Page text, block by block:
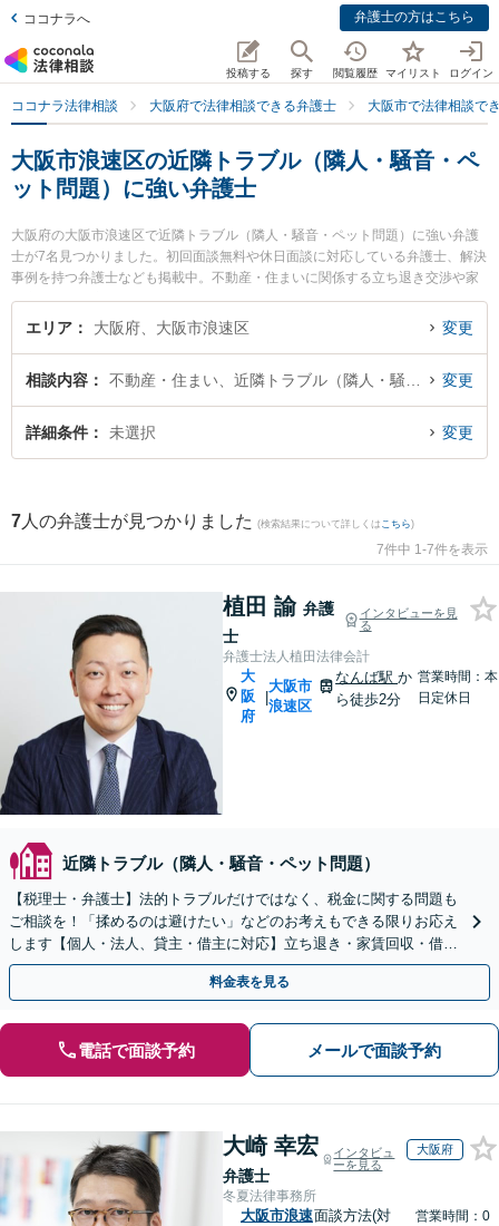
ココナラへ 弁護士の方はこちら
投稿する 探す 閲覧履歴 マイリスト ログイン
ココナラ法律相談 大阪府で法律相談できる弁護士 大阪市で法律相談で
大阪市浪速区の近隣トラブル（隣人・騒音・ペ
ット問題）に強い弁護士
大阪府の大阪市浪速区で近隣トラブル（隣人・騒音・ペット問題）に強い弁護
士が7名見つかりました。初回面談無料や休日面談に対応している弁護士、解決
事例を持つ弁護士なども掲載中。不動産・住まいに関係する立ち退き交渉や家
賃交渉、不動産契約解除等の細かな分野での絞り込み検索もでき便利です。特
に弁護士法人植田法律会計の植田 諭弁護士や家藤法律事務所の家藤 卓也弁護
間に発生した近隣トラブル（隣人・騒音・ペット問題）のトラブルを今すぐに
弁護士に相談したい』『近隣トラブル（隣人・騒音・ペット問題）のトラブル
解決の実績豊富な近くの弁護士を検索したい』『初回相談無料で近隣トラブル
エリア 大阪府、大阪市浪速区 変更
相談内容 変更
詳細条件 未選択 変更
7 人の弁護士が見つかりました (検索結果について詳しくは こちら)
7件中 1-7件を表示
植田 諭 弁護
士
インタビューを見
る
弁護士法人植田法律会計
大
阪
府
|
大阪市
浪速区
なんば駅か
ら徒歩2分
営業時間：本
日定休日
近隣トラブル（隣人・騒音・ペット問題）
【税理士・弁護士】法的トラブルだけではなく、税金に関する問題も
ご相談を！「揉めるのは避けたい」などのお考えもできる限りお応え
します【個人・法人、貸主・借主に対応】立ち退き・家賃回収・借地
借家・不動産売買など【Google口コミ高評価⭐️】
料金表を見る
電話で面談予約 メールで面談予約
大崎 幸宏
弁護士
インタビュ
ーを見る
大阪府
冬夏法律事務所
大阪市浪速面談方法(対
営業時間：0